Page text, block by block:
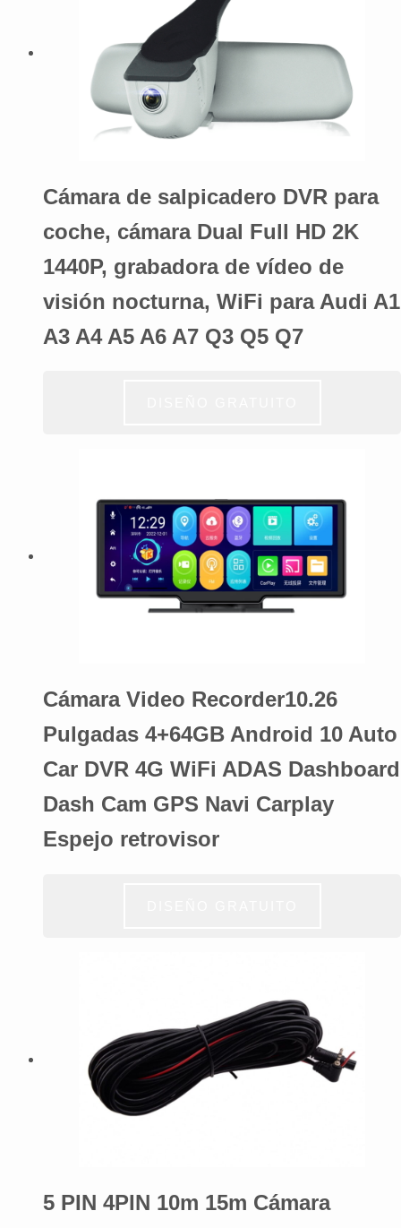
Cámara de salpicadero DVR para
coche, cámara Dual Full HD 2K
1440P, grabadora de vídeo de
visión nocturna, WiFi para Audi A1
A3 A4 A5 A6 A7 Q3 Q5 Q7
Cámara Video Recorder10.26
Pulgadas 4+64GB Android 10 Auto
Car DVR 4G WiFi ADAS Dashboard
Dash Cam GPS Navi Carplay
Espejo retrovisor
5 PIN 4PIN 10m 15m Cámara